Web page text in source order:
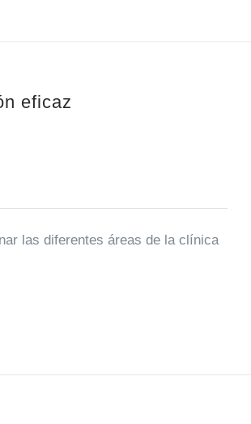
eficaz
las diferentes áreas de la clínica